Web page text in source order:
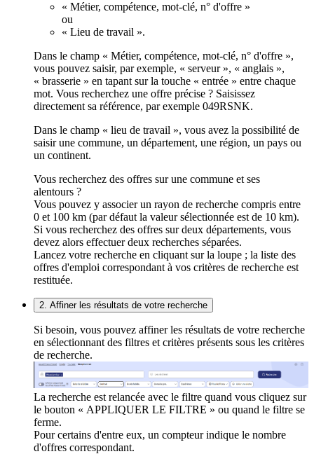
« Métier, compétence, mot-clé, n° d'offre »
ou
« Lieu de travail ».
Dans le champ « Métier, compétence, mot-clé, n° d'offre »,
vous pouvez saisir, par exemple, « serveur », « anglais »,
« brasserie » en tapant sur la touche « entrée » entre chaque
mot. Vous recherchez une offre précise ? Saisissez
directement sa référence, par exemple 049RSNK.
Dans le champ « lieu de travail », vous avez la possibilité de
saisir une commune, un département, une région, un pays ou
un continent.
Vous recherchez des offres sur une commune et ses
alentours ?
Vous pouvez y associer un rayon de recherche compris entre
0 et 100 km (par défaut la valeur sélectionnée est de 10 km).
Si vous recherchez des offres sur deux départements, vous
devez alors effectuer deux recherches séparées.
Lancez votre recherche en cliquant sur la loupe ; la liste des
offres d'emploi correspondant à vos critères de recherche est
restituée.
2. Affiner les résultats de votre recherche
Si besoin, vous pouvez affiner les résultats de votre recherche
en sélectionnant des filtres et critères présents sous les critères
de recherche.
La recherche est relancée avec le filtre quand vous cliquez sur
le bouton « APPLIQUER LE FILTRE » ou quand le filtre se
ferme.
Pour certains d'entre eux, un compteur indique le nombre
d'offres correspondant.